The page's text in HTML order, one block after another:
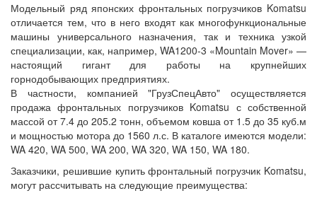
Модельный ряд японских фронтальных погрузчиков Komatsu
отличается тем, что в него входят как многофункциональные
машины универсального назначения, так и техника узкой
специализации, как, например, WA1200-3 «Mountain Mover» —
настоящий гигант для работы на крупнейших
горнодобывающих предприятиях.
В частности, компанией "ГрузСпецАвто" осуществляется
продажа фронтальных погрузчиков Komatsu с собственной
массой от 7.4 до 205.2 тонн, объемом ковша от 1.5 до 35 куб.м
и мощностью мотора до 1560 л.с. В каталоге имеются модели:
WA 420, WA 500, WA 200, WA 320, WA 150, WA 180.
Заказчики, решившие купить фронтальный погрузчик Komatsu,
могут рассчитывать на следующие преимущества: